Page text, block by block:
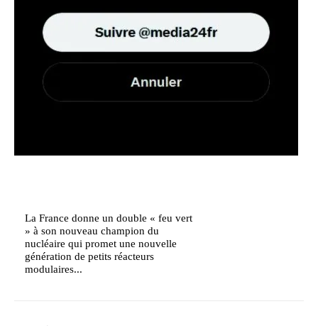
La France donne un double « feu vert
» à son nouveau champion du
nucléaire qui promet une nouvelle
génération de petits réacteurs
modulaires...